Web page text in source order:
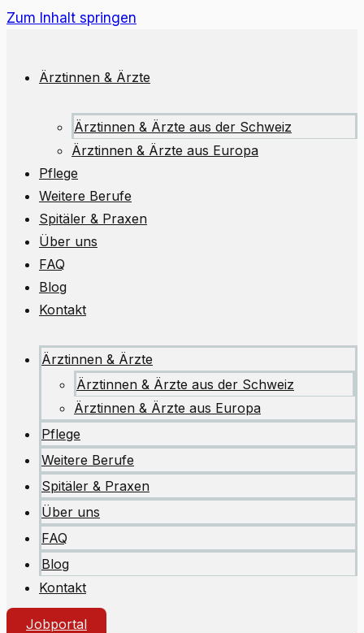
Zum Inhalt springen
Ärztinnen & Ärzte
Ärztinnen & Ärzte aus der Schweiz
Ärztinnen & Ärzte aus Europa
Pflege
Weitere Berufe
Spitäler & Praxen
Über uns
FAQ
Blog
Kontakt
Ärztinnen & Ärzte
Ärztinnen & Ärzte aus der Schweiz
Ärztinnen & Ärzte aus Europa
Pflege
Weitere Berufe
Spitäler & Praxen
Über uns
FAQ
Blog
Kontakt
Jobportal